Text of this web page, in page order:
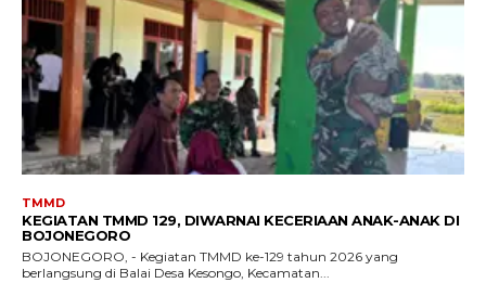
TMMD
KEGIATAN TMMD 129, DIWARNAI KECERIAAN ANAK-ANAK DI
BOJONEGORO
BOJONEGORO, - Kegiatan TMMD ke-129 tahun 2026 yang
berlangsung di Balai Desa Kesongo, Kecamatan...